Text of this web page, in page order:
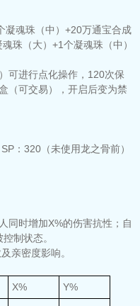
凝魂珠（中）+20万通宝合成
珠（大）+1个凝魂珠（中）
可进行点化操作，120次保
（可交易），开启后变为禁
：320（未使用龙之骨前）
同时增加X%的伤害抗性；自
制状态。
亲密度影响。
X%
Y%